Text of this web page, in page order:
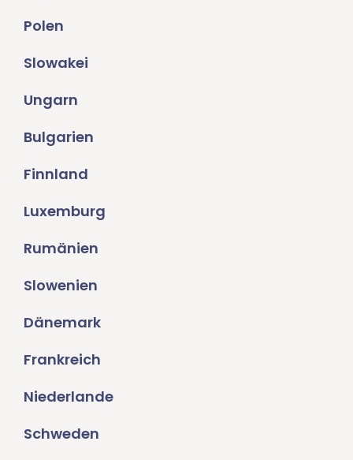
Polen
Slowakei
Ungarn
Bulgarien
Finnland
Luxemburg
Rumänien
Slowenien
Dänemark
Frankreich
Niederlande
Schweden